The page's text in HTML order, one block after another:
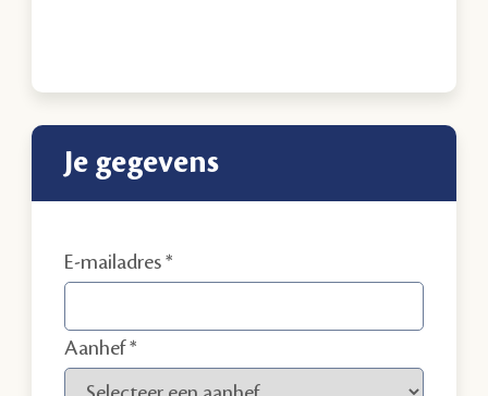
Je gegevens
E-mailadres
Aanhef